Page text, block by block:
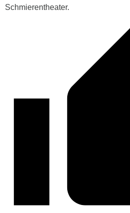
Schmierentheater.